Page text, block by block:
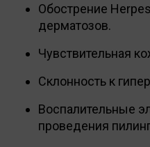
Обострение
дерматозов.
Чувствительная
Склонность к
Воспалительные
проведения